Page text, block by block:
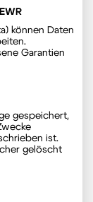
können Daten
Garantien
gespeichert,
ist.
gelöscht